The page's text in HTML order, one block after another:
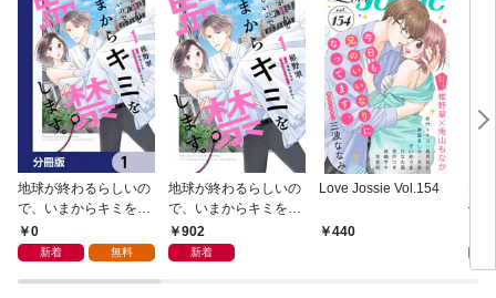
地球が終わるらしいの
で、いまからキミを監
禁します。【分冊版】
1
0
新着 無料
地球が終わるらしいの
で、いまからキミを監
禁します。１
902
新着
Love Jossie Vol.154
440
倒